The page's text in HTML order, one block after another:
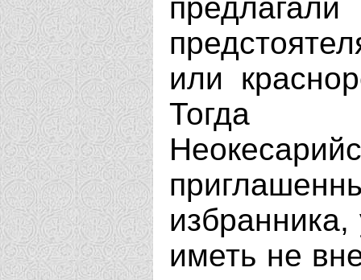
или
Тогда
иметь не